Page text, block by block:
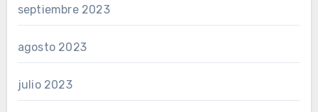
septiembre 2023
agosto 2023
julio 2023